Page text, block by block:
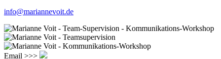
info@mariannevoit.de
Email >>>